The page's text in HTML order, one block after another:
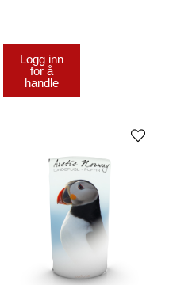
Logg inn
for å
handle